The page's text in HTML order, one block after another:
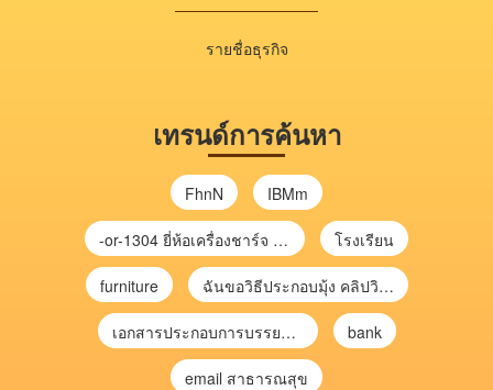
รายชื่อธุรกิจ
เทรนด์การค้นหา
FhnN IBMm
-or-1304 ยี่ห้อเครื่องชาร์จ chargecore โรงเรียน
furniture ฉันขอวิธีประกอบมุ้ง คลิปวิดีโอ การประกอบมุ้ง
เอกสารประกอบการบรรยาย การประเมินความเสี่ยงเพื่อวางแผนการตรวจสอบ \ bank
email สาธารณสุข